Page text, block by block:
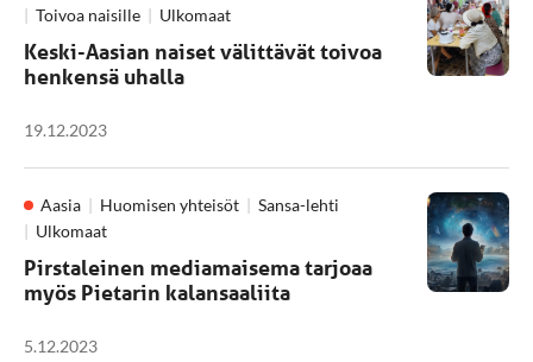
Toivoa naisille
Ulkomaat
Keski-Aasian naiset välittävät toivoa
henkensä uhalla
19.12.2023
Aasia Huomisen yhteisöt
Sansa-lehti
Ulkomaat
Pirstaleinen mediamaisema tarjoaa
myös Pietarin kalansaaliita
5.12.2023